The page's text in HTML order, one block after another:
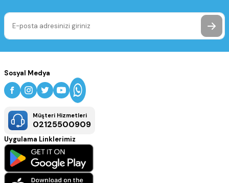
Sosyal Medya
Müşteri Hizmetleri
02125500909
Uygulama Linklerimiz